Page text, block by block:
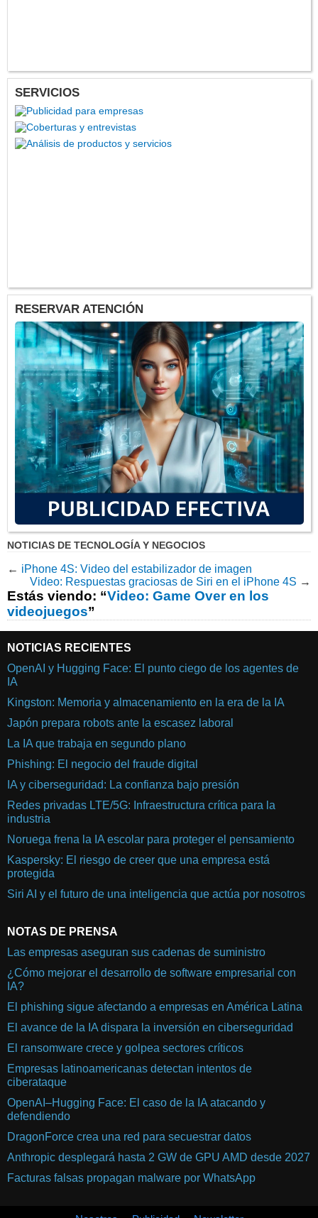
SERVICIOS
RESERVAR ATENCIÓN
NOTICIAS DE TECNOLOGÍA Y NEGOCIOS
← iPhone 4S: Video del estabilizador de imagen
Video: Respuestas graciosas de Siri en el iPhone 4S →
Estás viendo: “Video: Game Over en los
videojuegos”
NOTICIAS RECIENTES
OpenAI y Hugging Face: El punto ciego de los agentes de
IA
Kingston: Memoria y almacenamiento en la era de la IA
Japón prepara robots ante la escasez laboral
La IA que trabaja en segundo plano
Phishing: El negocio del fraude digital
IA y ciberseguridad: La confianza bajo presión
Redes privadas LTE/5G: Infraestructura crítica para la
industria
Noruega frena la IA escolar para proteger el pensamiento
Kaspersky: El riesgo de creer que una empresa está
protegida
Siri AI y el futuro de una inteligencia que actúa por nosotros
NOTAS DE PRENSA
Las empresas aseguran sus cadenas de suministro
¿Cómo mejorar el desarrollo de software empresarial con
IA?
El phishing sigue afectando a empresas en América Latina
El avance de la IA dispara la inversión en ciberseguridad
El ransomware crece y golpea sectores críticos
Empresas latinoamericanas detectan intentos de
ciberataque
OpenAI–Hugging Face: El caso de la IA atacando y
defendiendo
DragonForce crea una red para secuestrar datos
Anthropic desplegará hasta 2 GW de GPU AMD desde 2027
Facturas falsas propagan malware por WhatsApp